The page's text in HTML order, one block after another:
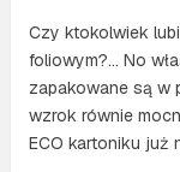
Czy ktokolwiek
foliowym?… No
zapakowane są w
wzrok równie
ECO kartoniku już